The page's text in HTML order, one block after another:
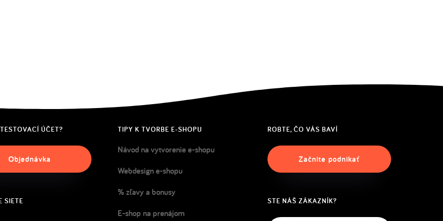
ÚČET?
Objednávka
SIETE
TIPY K TVORBE E-SHOPU
Návod na vytvorenie e-shopu
Webdesign e-shopu
% zľavy a bonusy
E-shop na prenájom
ROBTE, ČO VÁS BAVÍ
Začnite podnikať
STE NÁŠ ZÁKAZNÍK?